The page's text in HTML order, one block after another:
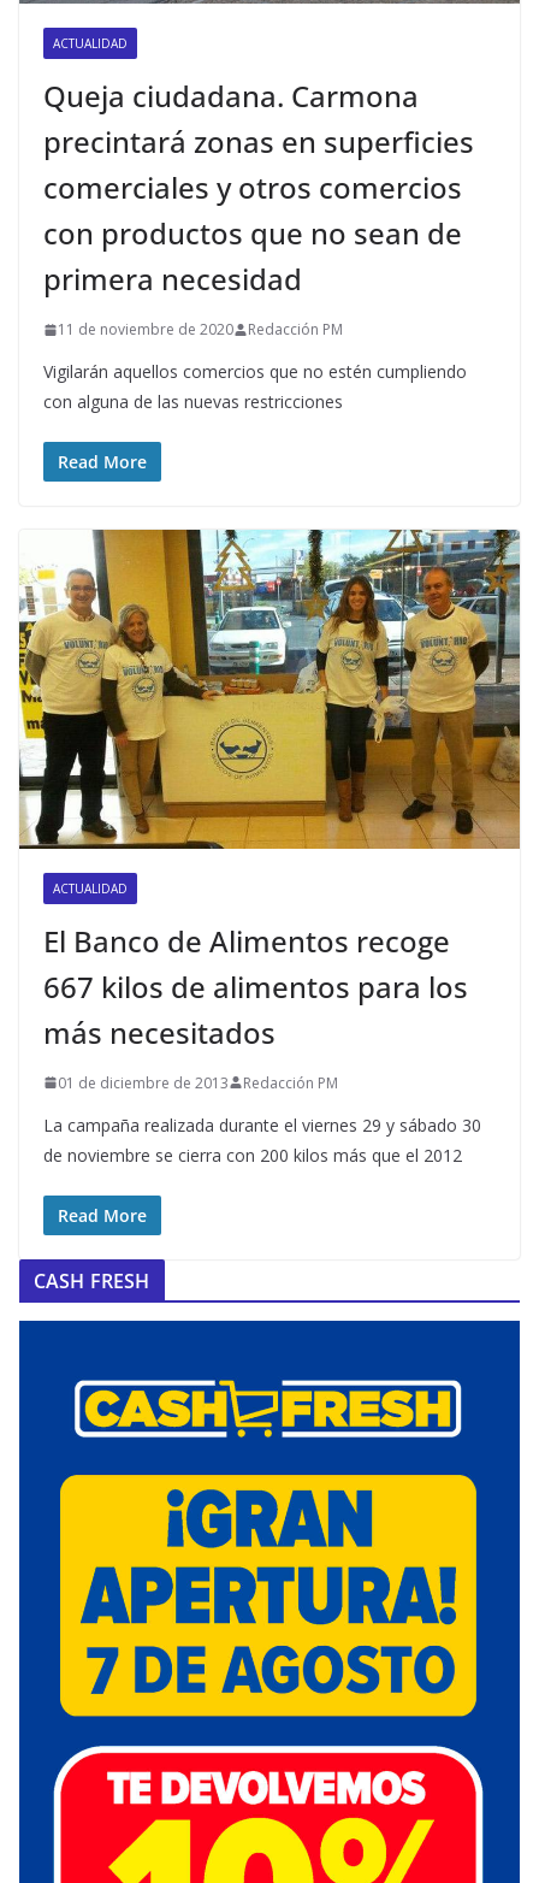
ACTUALIDAD
Queja ciudadana. Carmona
precintará zonas en superficies
comerciales y otros comercios
con productos que no sean de
primera necesidad
11 de noviembre de 2020 Redacción PM
Vigilarán aquellos comercios que no estén cumpliendo
con alguna de las nuevas restricciones
Read More
ACTUALIDAD
El Banco de Alimentos recoge
667 kilos de alimentos para los
más necesitados
01 de diciembre de 2013 Redacción PM
La campaña realizada durante el viernes 29 y sábado 30
de noviembre se cierra con 200 kilos más que el 2012
Read More
CASH FRESH